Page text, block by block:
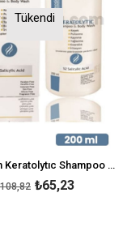
Tükendi
Dermoskin Keratolytıc Shampoo 200ml
₺65,23